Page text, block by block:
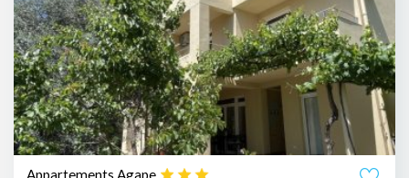
Appartements Agape